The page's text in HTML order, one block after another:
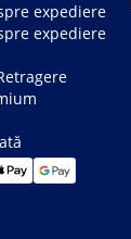
expediere
expediere